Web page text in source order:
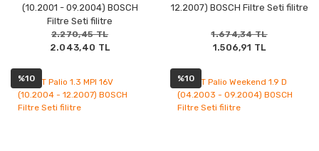
(10.2001 - 09.2004) BOSCH
Filtre Seti filitre
2.270,45 TL
2.043,40 TL
12.2007) BOSCH Filtre Seti filitre
1.674,34 TL
1.506,91 TL
%10 %10